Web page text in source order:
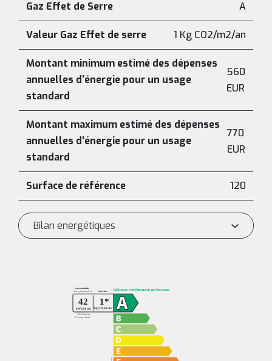
Gaz Effet de Serre A
Valeur Gaz Effet de serre 1 Kg CO2/m2/an
Montant minimum estimé des dépenses
annuelles d'énergie pour un usage
standard
560
EUR
Montant maximum estimé des dépenses
annuelles d'énergie pour un usage
standard
770
EUR
Surface de référence 120
Bilan energétiques